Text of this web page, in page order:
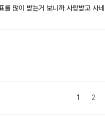
를 많이 받는거 보니까 사랑받고 사
1 2